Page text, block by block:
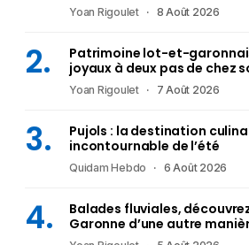
Yoan Rigoulet 8 Août 2026
Patrimoine lot-et-
joyaux à deux pas de chez
Yoan Rigoulet 7 Août 2026
Pujols : la destination
incontournable de l’été
Quidam Hebdo 6 Août 2026
Balades fluviales,
Garonne d’une autre